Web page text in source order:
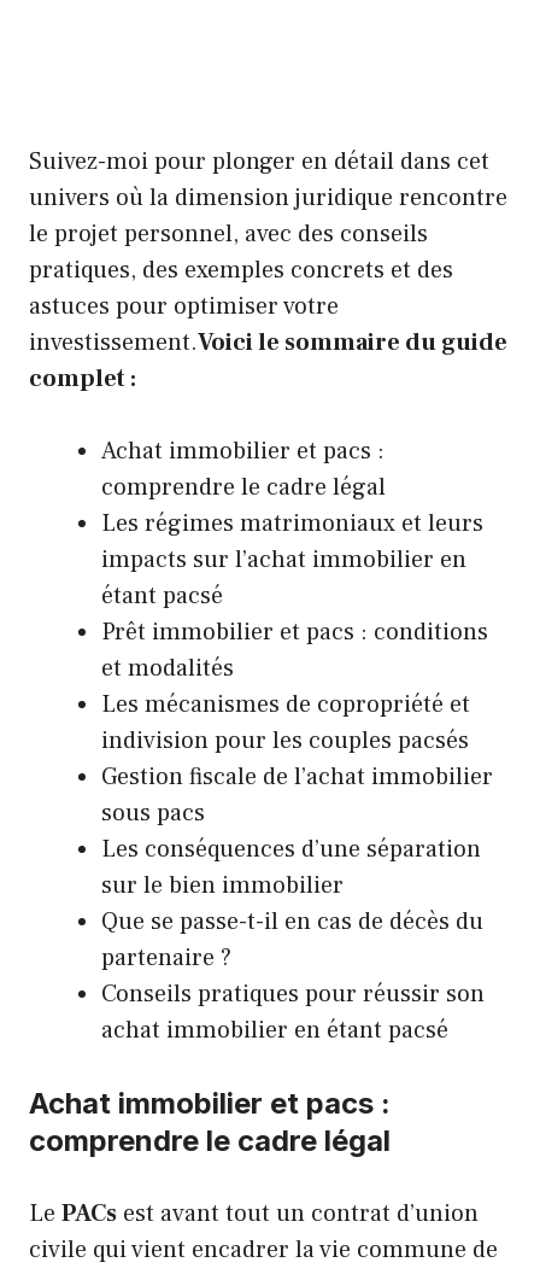
Suivez-moi pour plonger en détail dans cet
univers où la dimension juridique rencontre
le projet personnel, avec des conseils
pratiques, des exemples concrets et des
astuces pour optimiser votre
investissement.Voici le sommaire du guide
complet :
Achat immobilier et pacs :
comprendre le cadre légal
Les régimes matrimoniaux et leurs
impacts sur l’achat immobilier en
étant pacsé
Prêt immobilier et pacs : conditions
et modalités
Les mécanismes de copropriété et
indivision pour les couples pacsés
Gestion fiscale de l’achat immobilier
sous pacs
Les conséquences d’une séparation
sur le bien immobilier
Que se passe-t-il en cas de décès du
partenaire ?
Conseils pratiques pour réussir son
achat immobilier en étant pacsé
Achat immobilier et pacs :
comprendre le cadre légal
Le PACs est avant tout un contrat d’union
civile qui vient encadrer la vie commune de